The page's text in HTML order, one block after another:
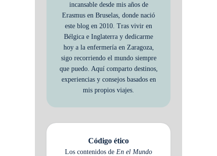
incansable desde mis años de
Erasmus en Bruselas, donde nació
este blog en 2010. Tras vivir en
Bélgica e Inglaterra y dedicarme
hoy a la enfermería en Zaragoza,
sigo recorriendo el mundo siempre
que puedo. Aquí comparto destinos,
experiencias y consejos basados en
mis propios viajes.
Código ético
Los contenidos de En el Mundo